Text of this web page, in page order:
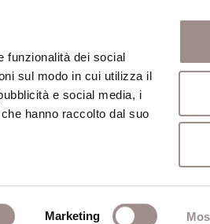
funzionalità dei social
sul modo in cui utilizza il
e social media, i
hanno raccolto dal suo
Marketing
Studi Religiosi